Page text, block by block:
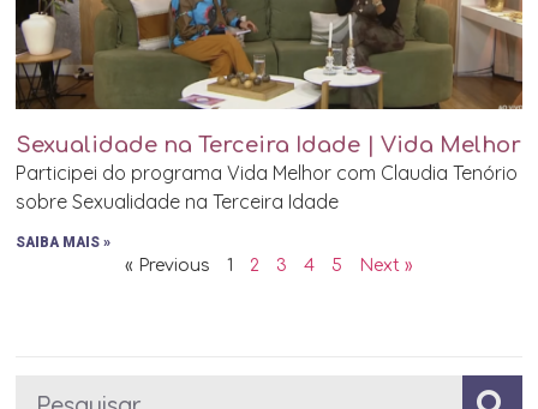
Sexualidade na Terceira Idade | Vida Melhor
Participei do programa Vida Melhor com Claudia Tenório
sobre Sexualidade na Terceira Idade
SAIBA MAIS »
« Previous 1 2 3 4 5 Next »